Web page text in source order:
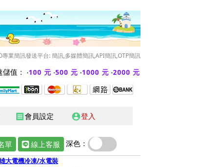
專業簡訊發送平台: 簡訊,多媒體簡訊,API簡訊,OTP簡訊
值： ‧100 元 ‧500 元 ‧1000 元 ‧2000 元
receipt 會員設定 account_circle登入
單 線上客服 深色：
大電機冷凍/水電裝